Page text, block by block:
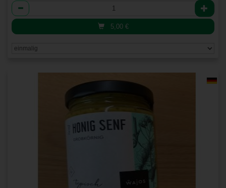
Anzahl
5,00 €